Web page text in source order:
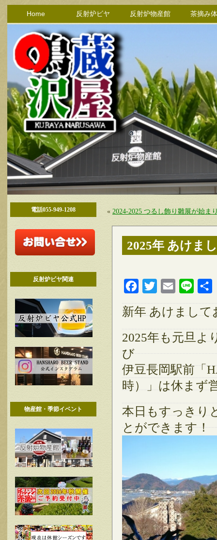
Home 反射炉ビヤ 反射炉物産館 茶摘み
電話055-949-1208
反射炉ビヤ関連
物産館・季節イベント
« 2024-2025 つるし飾り雛展が始ま
2025年 あけま
FacebookTwitter Email Line
新年 あけまし
2025年も元旦よ
び
伊豆長岡駅前「
時）」は休まず
本日もすっきり
とができます！